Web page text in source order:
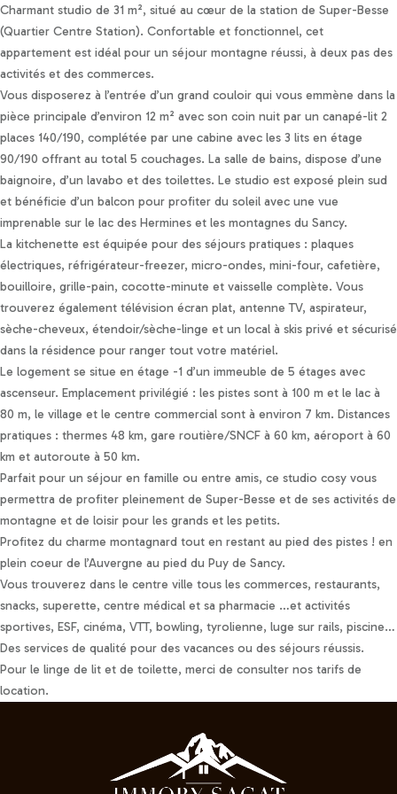
Personnaliser les préférences en matière de consentement
Charmant studio de 31 m², situé au cœur de la station de Super-Besse
(Quartier Centre Station). Confortable et fonctionnel, cet
appartement est idéal pour un séjour montagne réussi, à deux pas des
activités et des commerces.
Vous disposerez à l’entrée d’un grand couloir qui vous emmène dans la
pièce principale d’environ 12 m² avec son coin nuit par un canapé-lit 2
places 140/190, complétée par une cabine avec les 3 lits en étage
90/190 offrant au total 5 couchages. La salle de bains, dispose d’une
baignoire, d’un lavabo et des toilettes. Le studio est exposé plein sud
et bénéficie d’un balcon pour profiter du soleil avec une vue
imprenable sur le lac des Hermines et les montagnes du Sancy.
La kitchenette est équipée pour des séjours pratiques : plaques
électriques, réfrigérateur-freezer, micro-ondes, mini-four, cafetière,
bouilloire, grille-pain, cocotte-minute et vaisselle complète. Vous
trouverez également télévision écran plat, antenne TV, aspirateur,
sèche-cheveux, étendoir/sèche-linge et un local à skis privé et sécurisé
dans la résidence pour ranger tout votre matériel.
Le logement se situe en étage -1 d’un immeuble de 5 étages avec
ascenseur. Emplacement privilégié : les pistes sont à 100 m et le lac à
80 m, le village et le centre commercial sont à environ 7 km. Distances
pratiques : thermes 48 km, gare routière/SNCF à 60 km, aéroport à 60
km et autoroute à 50 km.
Parfait pour un séjour en famille ou entre amis, ce studio cosy vous
permettra de profiter pleinement de Super-Besse et de ses activités de
montagne et de loisir pour les grands et les petits.
Profitez du charme montagnard tout en restant au pied des pistes ! en
plein coeur de l’Auvergne au pied du Puy de Sancy.
Vous trouverez dans le centre ville tous les commerces, restaurants,
snacks, superette, centre médical et sa pharmacie …et activités
sportives, ESF, cinéma, VTT, bowling, tyrolienne, luge sur rails, piscine…
Des services de qualité pour des vacances ou des séjours réussis.
Pour le linge de lit et de toilette, merci de consulter nos tarifs de
location.